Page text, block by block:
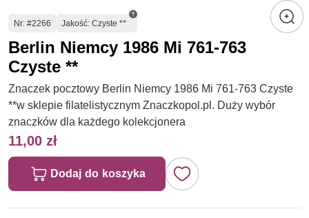
Numer
Nr: #2266 Jakość: Czyste **
Berlin Niemcy 1986 Mi 761-763
Czyste **
Znaczek pocztowy Berlin Niemcy 1986 Mi 761-763 Czyste
**w sklepie filatelistycznym Znaczkopol.pl. Duży wybór
znaczków dla każdego kolekcjonera
11,00 zł
Dodaj do koszyka